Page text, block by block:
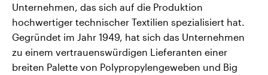
Unternehmen, das sich auf die Produktion
hochwertiger technischer Textilien spezialisiert hat.
Gegründet im Jahr 1949, hat sich das Unternehmen
zu einem vertrauenswürdigen Lieferanten einer
breiten Palette von Polypropylengeweben und Big